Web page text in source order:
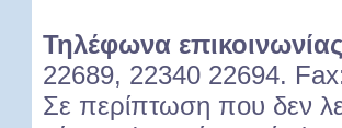
Τηλέφωνα
22689, 22340 22694.
Σε περίπτωση που δεν